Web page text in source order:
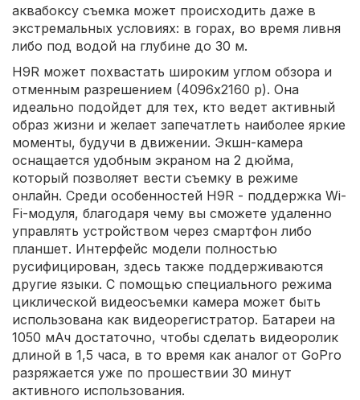
аквабоксу съемка может происходить даже в
экстремальных условиях: в горах, во время ливня
либо под водой на глубине до 30 м.
H9R может похвастать широким углом обзора и
отменным разрешением (4096х2160 p). Она
идеально подойдет для тех, кто ведет активный
образ жизни и желает запечатлеть наиболее яркие
моменты, будучи в движении. Экшн-камера
оснащается удобным экраном на 2 дюйма,
который позволяет вести съемку в режиме
онлайн. Среди особенностей H9R - поддержка Wi-
Fi-модуля, благодаря чему вы сможете удаленно
управлять устройством через смартфон либо
планшет. Интерфейс модели полностью
русифицирован, здесь также поддерживаются
другие языки. С помощью специального режима
циклической видеосъемки камера может быть
использована как видеорегистратор. Батареи на
1050 мАч достаточно, чтобы сделать видеоролик
длиной в 1,5 часа, в то время как аналог от GoPro
разряжается уже по прошествии 30 минут
активного использования.